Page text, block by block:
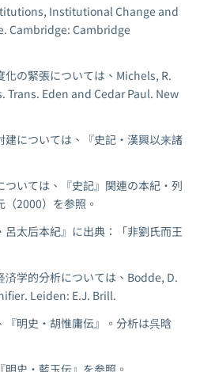
Institutional Change and
. Cambridge: Cambridge
化の緊張については、Michels, R.
. Trans. Eden and Cedar Paul. New
建については、『史記・漢興以来諸
いては、『史記』関連の本紀・列
2000）を参照。
呂太后本紀』に出典：「非劉氏而王
済学的分析については、Bodde, D.
. Leiden: E.J. Brill.
『明史・胡惟庸伝』。分析は呉晗